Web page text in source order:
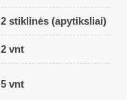
2 stiklinės (apytiksliai)
2 vnt
5 vnt